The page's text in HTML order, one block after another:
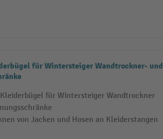
für Wintersteiger Wandtrockner- und
für Wintersteiger Wandtrockner
von Jacken und Hosen an Kleiderstangen